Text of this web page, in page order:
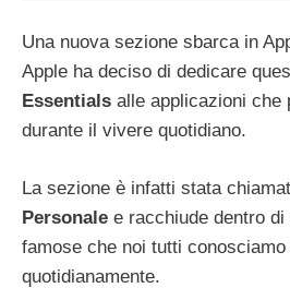
Una nuova sezione sbarca in
Apple ha deciso di dedicare
Essentials alle applicazioni che
durante il vivere quotidiano.
La sezione è infatti stata
Personale e racchiude dentro
famose che noi tutti
quotidianamente.